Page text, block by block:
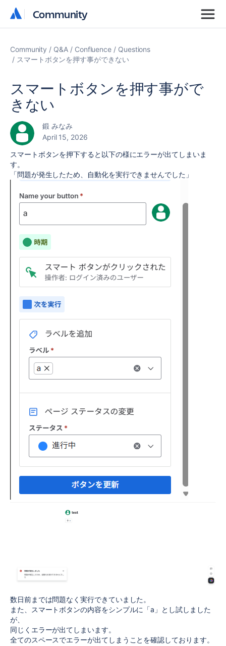
Community
Community
Community Q&A Confluence
Questions
スマートボタンを押す事ができない
スマートボタンを押す事がで
きない
鍛 みなみ
April 15, 2026
スマートボタンを押下すると以下の様にエラーが出てしまいま
す。
「問題が発生したため、自動化を実行できませんでした」
数日前までは問題なく実行できていました。
また、スマートボタンの内容をシンプルに「a」とし試しました
が、
同じくエラーが出てしまいます。
全てのスペースでエラーが出てしまうことを確認しております。